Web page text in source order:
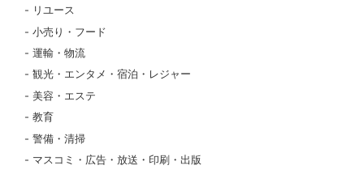
リユース
小売り・フード
運輸・物流
観光・エンタメ・宿泊・レジャー
美容・エステ
教育
警備・清掃
マスコミ・広告・放送・印刷・出版